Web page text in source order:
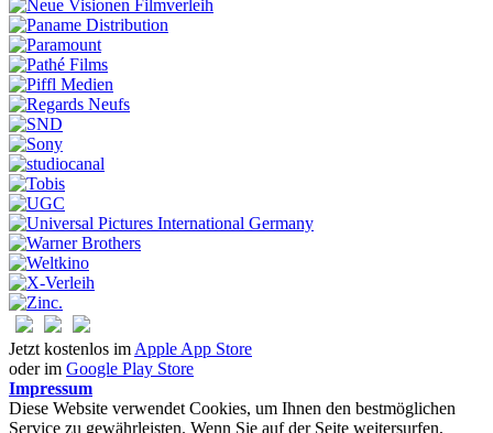
Jetzt kostenlos im Apple App Store
oder im Google Play Store
Impressum
Diese Website verwendet Cookies, um Ihnen den bestmöglichen
Service zu gewährleisten. Wenn Sie auf der Seite weitersurfen,